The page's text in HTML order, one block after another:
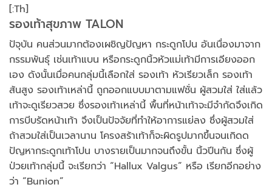
[:Th]
รองเท้าสุขภาพ TALON
ปัจุบัน คนส่วนมากต้องเผชิญปัญหา กระดูกโปน อันเนื่องมาจาก
กรรมพันธุ์ เช่นเท้าแบน หรือกระดูกนิ้วหัวแม่เท้ามีการเอียงออก
เอง ดังนั้นเมื่อคนกลุ่มนี้เลือกใส่ รองเท้า หัวเรียวเล็ก รองเท้า
ส้นสูง รองเท้าเหล่านี้ ถูกออกแบบมาตามแฟชั่น ผู้สวมใส่ ใส่แล้ว
เท้าจะดูเรียวสวย ซึ่งรองเท้าเหล่านี้ พื้นที่หน้าเท้าจะมีจำกัดจึงเกิด
การบีบรัดหน้าเท้า จึงเป็นปัจจัยที่ทำให้อาการแย่ลง ซึ่งผู้สวมใส่
ถ้าสวมใส่เป็นเวลานาน โครงสร้าเท้าก็จะผิดรูปมากขึ้นจนเกิดด
ปัญหากระดูกเท้าโปน บางรายเป็นมากจนถึงขั้น นิ้วปีนกัน ซึ่งผู้
ป่วยเท้ากลุ่มนี้ จะเรียกว่า “Hallux Valgus” หรือ เรียกอีกอย่าง
ว่า “Bunion”